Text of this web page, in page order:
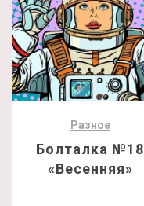
Разное
Болталка №18
«Весенняя»